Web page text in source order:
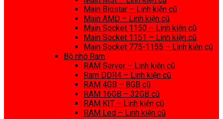
Main Biostar – Linh kiện cũ
Main AMD – Linh kiện cũ
Main Socket 1150 – Linh kiện cũ
Main Socket 1151 – Linh kiện cũ
Main Socket 775-1155 – Linh kiện cũ
Bộ nhớ Ram
RAM Server – Linh kiện cũ
Ram DDR4 – Linh kiện cũ
RAM 4GB – 8GB cũ
RAM 16GB – 32GB cũ
RAM KIT – Linh kiện cũ
RAM Led – Linh kiện cũ